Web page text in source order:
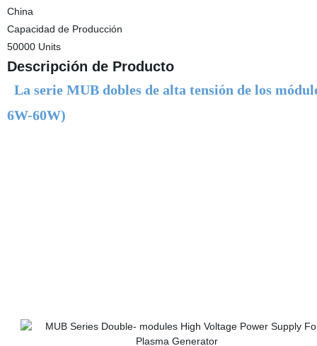
China
Capacidad de Producción
50000 Units
Descripción de Producto
La serie MUB dobles de alta tensión de los
6W-60W)